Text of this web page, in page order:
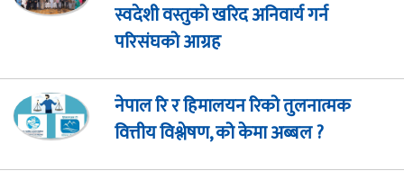
स्वदेशी वस्तुको खरिद अनिवार्य गर्न
परिसंघको आग्रह
नेपाल रि र हिमालयन रिको तुलनात्मक
वित्तीय विश्लेषण, को केमा अब्बल ?